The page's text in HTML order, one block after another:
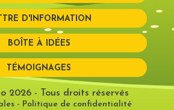
D'INFORMATION
BOÎTE À IDÉES
TÉMOIGNAGES
2026 - Tous droits réservés
- Politique de confidentialité